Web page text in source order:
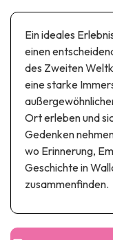
Geschichte
Wissenschaftsparks
Automobil- &
Industrie- &
Regionalprodukte
Gedächtnistourismus
Themen- und
Unterhaltungs-&
Ein ideales
einen
des Zweiten
eine starke
Ort erleben und
Gedenken
wo Erinnerung,
Geschichte in
zusammenfinden.